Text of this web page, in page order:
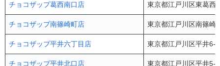
チョコザップ葛西南口店 東京都江戸川区東葛
チョコザップ南篠崎町店 東京都江戸川区南篠
チョコザップ平井六丁目店 東京都江戸川区平井
チョコザップ平井北口店 東京都江戸川区平井